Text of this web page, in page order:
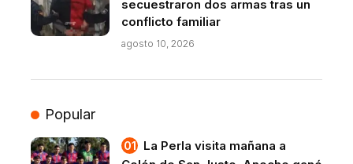
secuestraron dos armas tras un
conflicto familiar
agosto 10, 2026
Popular
La Perla visita mañana a